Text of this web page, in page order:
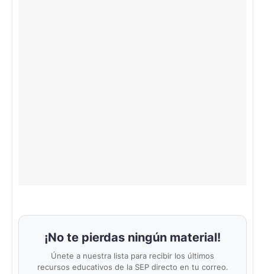
¡No te pierdas ningún material!
Únete a nuestra lista para recibir los últimos
recursos educativos de la SEP directo en tu correo.